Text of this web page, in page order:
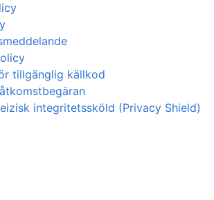
tillgänglig källkod
integritetssköld (Privacy Shield)